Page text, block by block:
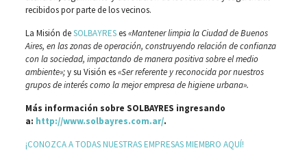
recibidos por parte de los vecinos.
La Misión deSOLBAYRESes«Mantener limpia la Ciudad de Buenos
Aires, en las zonas de operación, construyendo relación de confianza
con la sociedad, impactando de manera positiva sobre el medio
ambiente»;y su Visión es«Ser referente y reconocida por nuestros
grupos de interés como la mejor empresa de higiene urbana».
Más información sobre SOLBAYRES ingresando
a: http://www.solbayres.com.ar/.
¡CONOZCA A TODAS NUESTRAS EMPRESAS MIEMBRO AQUÍ!